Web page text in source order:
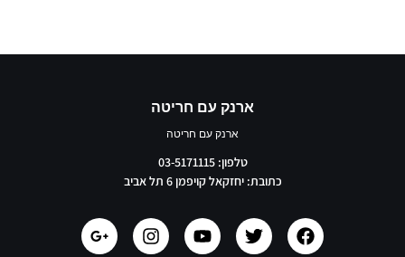
ארנק עם חריטה
ארנק עם חריטה
טלפון: 03-5171115
כתובת: יחזקאל קויפמן 6 תל אביב